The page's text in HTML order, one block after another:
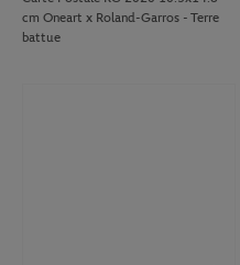
cm Oneart x Roland-Garros - Terre
battue